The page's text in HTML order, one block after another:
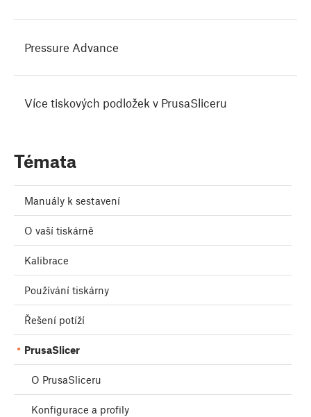
Pressure Advance
Více tiskových podložek v PrusaSliceru
Témata
Manuály k sestavení
O vaší tiskárně
Kalibrace
Používání tiskárny
Řešení potíží
PrusaSlicer
O PrusaSliceru
Konfigurace a profily